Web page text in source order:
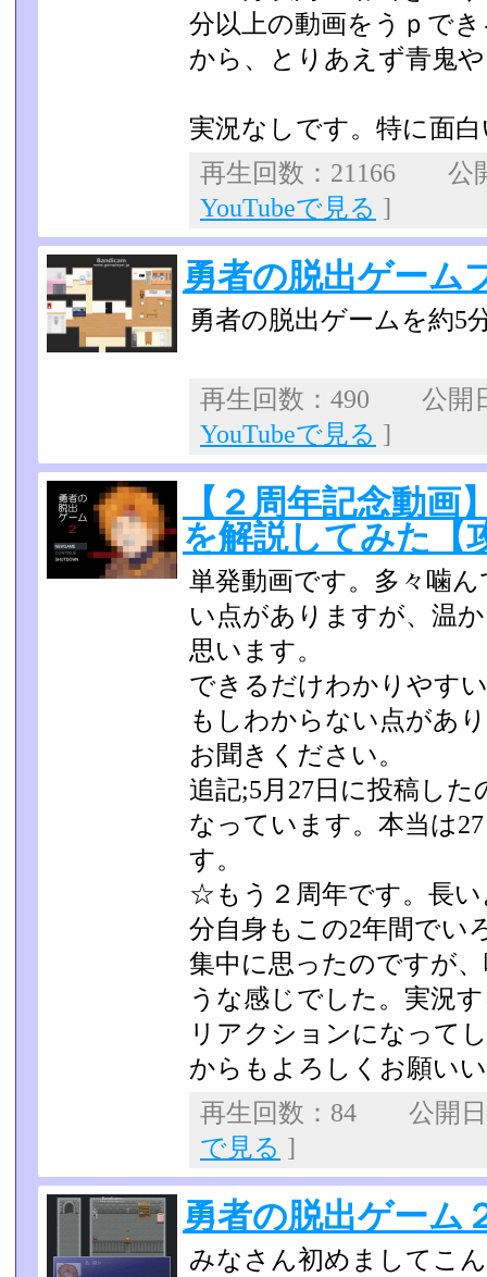
分以上の動画をうｐで
から、とりあえず青鬼
実況なしです。特に面
再生回数：21166 公
YouTubeで見る ]
勇者の脱出ゲーム
勇者の脱出ゲームを約5
再生回数：490 公開
YouTubeで見る ]
【２周年記念動画
を解説してみた【
単発動画です。多々噛
い点がありますが、温
思います。
できるだけわかりやす
もしわからない点があ
お聞きください。
追記;5月27日に投稿し
なっています。本当は
す。
☆もう２周年です。長
分自身もこの2年間でい
集中に思ったのですが
うな感じでした。実況
リアクションになって
からもよろし­くお願い
再生回数：84 公開
で見る ]
勇者の脱出ゲー
みなさん初めましてこ